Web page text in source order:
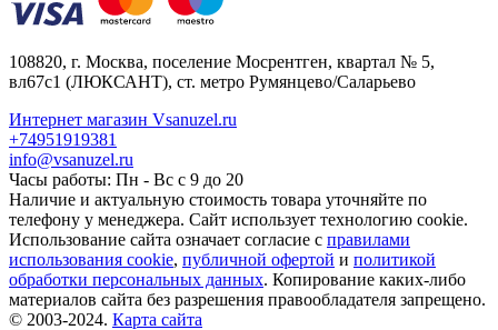
108820, г. Москва, поселение Мосрентген, квартал № 5,
вл67с1 (ЛЮКСАНТ), ст. метро Румянцево/Саларьево
Интернет магазин Vsanuzel.ru
+74951919381
info@vsanuzel.ru
Часы работы: Пн - Вс с 9 до 20
Наличие и актуальную стоимость товара уточняйте по
телефону у менеджера. Сайт использует технологию cookie.
Использование сайта означает согласие с правилами
использования cookie, публичной офертой и политикой
обработки персональных данных. Копирование каких-либо
материалов сайта без разрешения правообладателя запрещено.
© 2003-2024. Карта сайта